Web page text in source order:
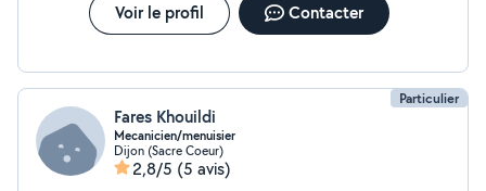
Voir le profil Contacter
Particulier
Fares Khouildi
Mecanicien/menuisier
Dijon (Sacre Coeur)
2,8/5 (5 avis)